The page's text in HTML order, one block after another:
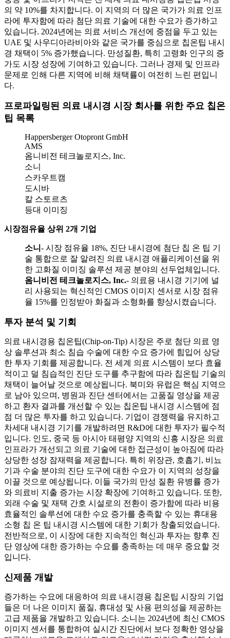
의 약 10%를 차지합니다. 이 지역의 더 많은 국가가 의료 인프
라에 투자함에 따라 첨단 의료 기술에 대한 수요가 증가하고
있습니다. 2024년에는 의료 서비스 개선에 중점을 두고 있는
UAE 및 사우디아라비아와 같은 국가를 중심으로 칩온팁 내시
경 채택이 5% 증가했습니다. 만성질환, 특히 고령화 인구의 증
가도 시장 성장에 기여하고 있습니다. 그러나 경제 및 인프라
문제로 인해 다른 지역에 비해 채택률이 여전히 느린 편입니
다.
프로파일링된 의료 내시경 시장 회사를 위한 주요 칩온
팁 목록
Happersberger Otopront GmbH
AMS
옴니비전 테크놀로지스, Inc.
소니
스카우트캠
도시바
칼 스토르츠
등대 이미징
시장점유율 상위 2개 기업
소니 - 시장 점유율 18%, 진단 내시경에 첨단 칩 온 팁 기
술 통합으로 잘 알려진 의료 내시경 애플리케이션을 위
한 고화질 이미징 솔루션 제공 분야의 선두업체입니다.
옴니비전 테크놀로지스, Inc.- 의료용 내시경 기기에 널
리 사용되는 혁신적인 CMOS 이미지 센서로 시장 점유
율 15%를 인정받아 화질과 소형화를 향상시켰습니다.
투자 분석 및 기회
의료 내시경용 칩온팁(Chip-on-Tip) 시장은 주로 첨단 의료 영
상 솔루션과 최소 침습 수술에 대한 수요 증가에 힘입어 상당
한 투자 기회를 제공합니다. 전 세계 의료 시스템이 보다 효율
적이고 덜 침습적인 진단 도구를 추구함에 따라 칩온팁 기술의
채택이 늘어날 것으로 예상됩니다. 북미와 유럽은 핵심 지역으
로 남아 있으며, 병원과 진단 센터에서는 고품질 영상을 제공
하고 환자 결과를 개선할 수 있는 칩온팁 내시경 시스템에 점
점 더 많은 투자를 하고 있습니다. 기업이 경쟁력을 유지하고
차세대 내시경 기기를 개발하려면 R&D에 대한 투자가 필수적
입니다. 인도, 중국 등 아시아 태평양 지역의 신흥 시장은 의료
인프라가 개선되고 의료 기술에 대한 접근성이 높아짐에 따라
상당한 성장 잠재력을 제공합니다. 특히 위장관, 호흡기, 비뇨
기과 수술 분야의 진단 도구에 대한 수요가 이 지역의 성장을
이끌 것으로 예상됩니다. 이들 국가의 만성 질환 유병률 증가
와 의료비 지출 증가는 시장 확장에 기여하고 있습니다. 또한,
외래 수술 및 재택 간호 시설로의 전환이 증가함에 따라 비용
효율적인 솔루션에 대한 수요 증가를 충족할 수 있는 휴대용
소형 칩 온 팁 내시경 시스템에 대한 기회가 창출되었습니다.
전반적으로, 이 시장에 대한 지속적인 혁신과 투자는 향후 진
단 영상에 대한 증가하는 수요를 충족하는 데 매우 중요할 것
입니다.
신제품 개발
증가하는 수요에 대응하여 의료 내시경용 칩온팁 시장의 기업
들은 더 나은 이미지 품질, 휴대성 및 사용 편의성을 제공하는
고급 제품을 개발하고 있습니다. 소니는 2024년에 최신 CMOS
이미지 센서를 통합하여 실시간 진단에서 보다 정확한 영상을